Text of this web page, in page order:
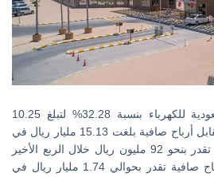
تراجعت أرباح الشركة السعودية للكهرباء بنسبة 32.28% لتبلغ 10.25
مليار ريال في عام 2023، مقابل أرباح صافية بلغت 15.13 مليار ريال في
العام السابق؛ لتحقق خسائر تقدر بنحو 92 مليون ريال خلال الربع الأخير
من العام 2023، مقارنة بأرباح صافية تقدر بحوالي 1.74 مليار ريال في